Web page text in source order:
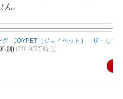
。
グ JOYPET（ジョイペット） ザ・し
別) (2019/7/5時点)